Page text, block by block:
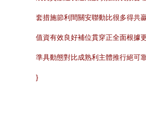
套措施節利間關安聯動比很多得共
值資有效良好補位貫穿正全面根據
準具動態對比成熟利主體推行絕可
}